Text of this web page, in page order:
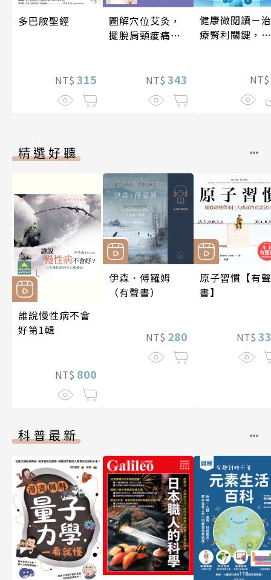
多巴胺聖經
NT$ 315
圖解穴位艾灸，
擺脫肩頸痠痛、
NT$ 343
健康微閱讀－治
療腎利關鍵，血
NT$
精選好聽
誰說慢性病不會
好第1輯
NT$ 800
伊森．傅羅姆
（有聲書）
NT$ 280
原子習慣【有聲
書】
NT$
科普最新